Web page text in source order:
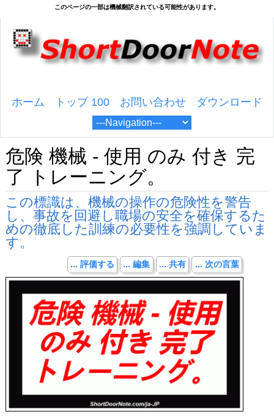
ホーム トップ 100 お問い合わせ ダウンロード
危険 機械 - 使用 のみ 付き 完
了 トレーニング。
この標識は、機械の操作の危険性を警告
し、事故を回避し職場の安全を確保するた
めの徹底した訓練の必要性を強調していま
す。
... 評価する ... 編集 ... 共有 ... 次の言葉